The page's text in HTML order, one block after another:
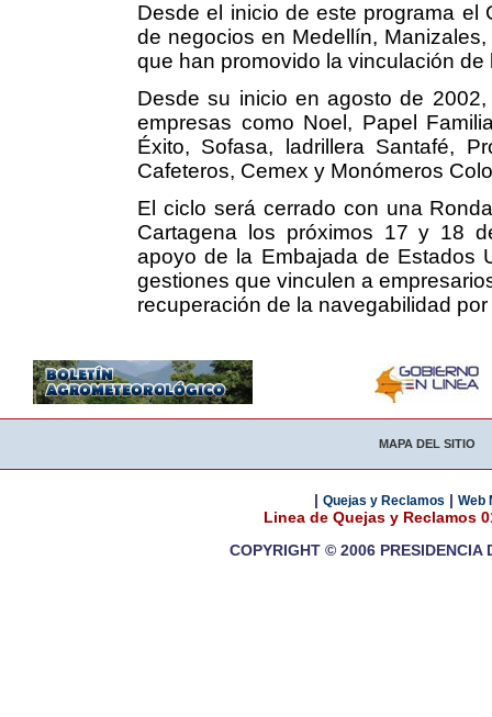
Desde el inicio de este programa el
de negocios en Medellín,
que han promovido la vinculación
Desde su inicio en agosto de
empresas como Noel, Papel
Éxito, Sofasa, ladrillera Santafé,
Cafeteros, Cemex y Monómeros
El ciclo será cerrado con una
Cartagena los próximos 17 y 18
apoyo de la Embajada de Estados
gestiones que vinculen a
recuperación de la navegabilidad
MAPA DEL SITIO
| Quejas y Reclamos | Web
Linea de Quejas y Reclamos
COPYRIGHT © 2006 PRESIDENCIA